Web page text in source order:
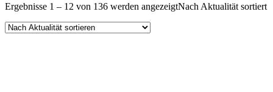
Ergebnisse 1 – 12 von 136 werden angezeigtNach Aktualität sortiert